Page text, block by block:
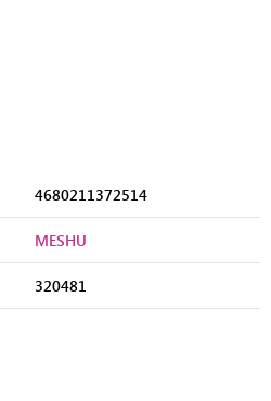
4680211372514
MESHU
320481